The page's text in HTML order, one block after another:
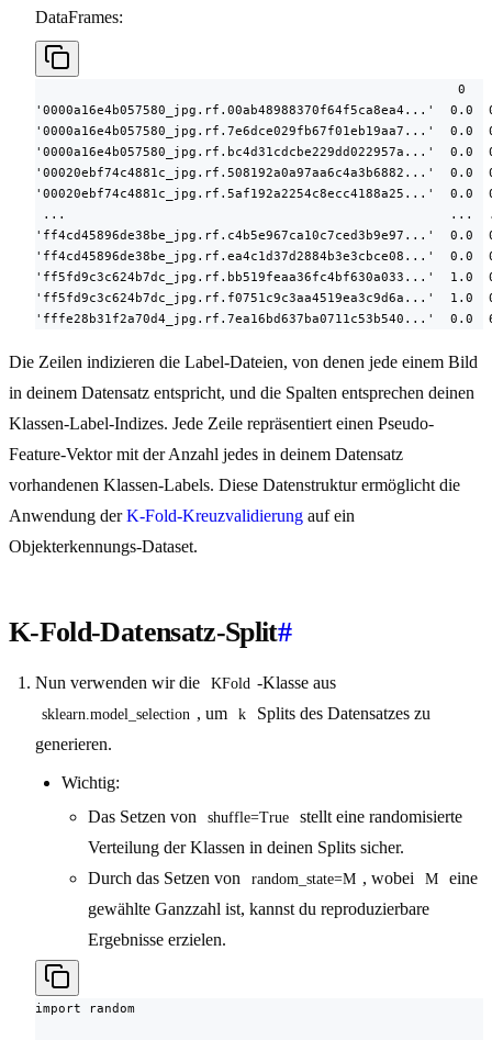
DataFrames:
0
'0000a16e4b057580_jpg.rf.00ab48988370f64f5ca8ea4...'
'0000a16e4b057580_jpg.rf.7e6dce029fb67f01eb19aa7...'
'0000a16e4b057580_jpg.rf.bc4d31cdcbe229dd022957a...'
'00020ebf74c4881c_jpg.rf.508192a0a97aa6c4a3b6882...'
'00020ebf74c4881c_jpg.rf.5af192a2254c8ecc4188a25...'
...                                                  ...
'ff4cd45896de38be_jpg.rf.c4b5e967ca10c7ced3b9e97...'
'ff4cd45896de38be_jpg.rf.ea4c1d37d2884b3e3cbce08...'
'ff5fd9c3c624b7dc_jpg.rf.bb519feaa36fc4bf630a033...'
'ff5fd9c3c624b7dc_jpg.rf.f0751c9c3aa4519ea3c9d6a...'
'fffe28b31f2a70d4_jpg.rf.7ea16bd637ba0711c53b540...'
Die Zeilen indizieren die Label-Dateien, von denen jede einem Bild
in deinem Datensatz entspricht, und die Spalten entsprechen deinen
Klassen-Label-Indizes. Jede Zeile repräsentiert einen Pseudo-
Feature-Vektor mit der Anzahl jedes in deinem Datensatz
vorhandenen Klassen-Labels. Diese Datenstruktur ermöglicht die
Anwendung derK-Fold-Kreuzvalidierung auf ein
Objekterkennungs-Dataset.
K-Fold-Datensatz-Split#
Nun verwenden wir die KFold -Klasse aus
sklearn.model_selection , um k
Splits des Datensatzes zu
generieren.
Wichtig:
Das Setzen von
shuffle=True
stellt eine randomisierte
Verteilung der Klassen in deinen Splits sicher.
Durch das Setzen von
random_state=M , wobei M
eine
gewählte Ganzzahl ist, kannst du reproduzierbare
Ergebnisse erzielen.
import random